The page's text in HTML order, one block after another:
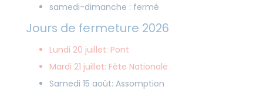
samedi-dimanche : fermé
Jours de fermeture 2026
Lundi 20 juillet: Pont
Mardi 21 juillet: Fête Nationale
Samedi 15 août: Assomption